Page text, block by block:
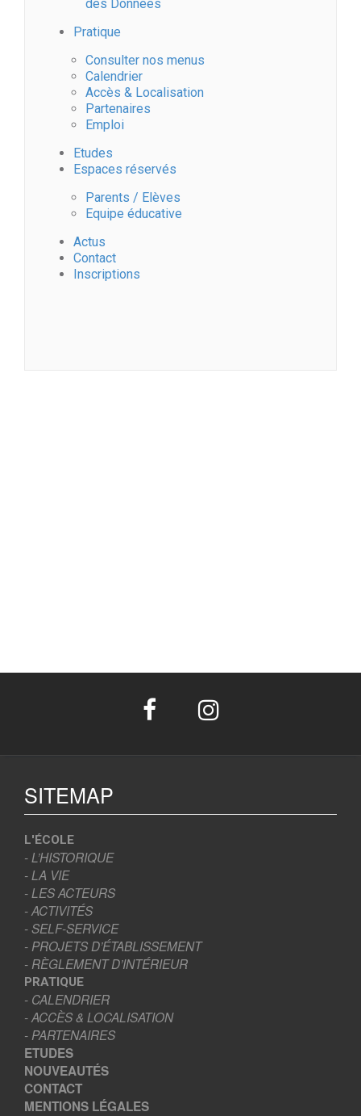
des Données
Pratique
Consulter nos menus
Calendrier
Accès & Localisation
Partenaires
Emploi
Etudes
Espaces réservés
Parents / Elèves
Equipe éducative
Actus
Contact
Inscriptions
SITEMAP
L'ÉCOLE
- L’HISTORIQUE
- LA VIE
- LES ACTEURS
- ACTIVITÉS
- SELF-SERVICE
- PROJETS D’ÉTABLISSEMENT
- RÈGLEMENT D’INTÉRIEUR
PRATIQUE
- CALENDRIER
- ACCÈS & LOCALISATION
- PARTENAIRES
ETUDES
NOUVEAUTÉS
CONTACT
MENTIONS LÉGALES